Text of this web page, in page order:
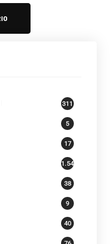
311
5
17
1.541
38
9
40